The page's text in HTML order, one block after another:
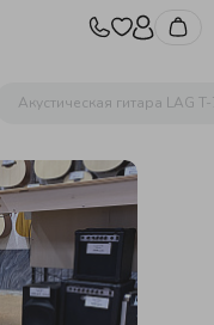
Акустическая гитара LAG